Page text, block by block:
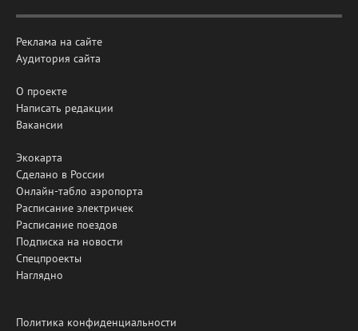
Реклама на сайте
Аудитория сайта
О проекте
Написать редакции
Вакансии
Экокарта
Сделано в России
Онлайн-табло аэропорта
Расписание электричек
Расписание поездов
Подписка на новости
Спецпроекты
Наглядно
Политика конфиденциальности